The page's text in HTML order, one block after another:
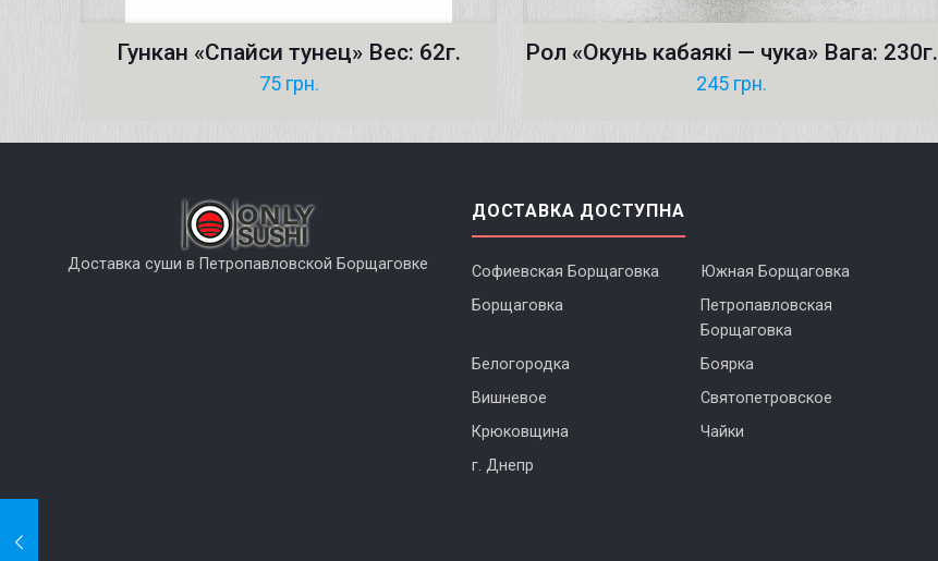
Гункан «Спайси тунец» Вес: 62г.
75 грн.
Рол «Окунь кабаякі — чука» Вага: 230г.
245 грн.
Доставка суши в Петропавловской Борщаговке
ДОСТАВКА ДОСТУПНА
Софиевская Борщаговка
Южная Борщаговка
Борщаговка
Петропавловская
Борщаговка
Белогородка
Боярка
Вишневое
Святопетровское
Крюковщина
Чайки
г. Днепр